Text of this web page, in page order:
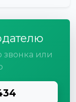
звонка или